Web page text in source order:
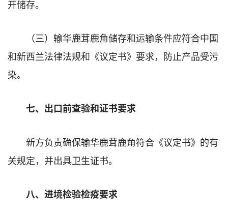
开储存。
（三）输华鹿茸鹿角储存和运输条件应符合中国
和新西兰法律法规和《议定书》要求，防止产品受污
染。
七、出口前查验和证书要求
新方负责确保输华鹿茸鹿角符合《议定书》的有
关规定，并出具卫生证书。
八、进境检验检疫要求